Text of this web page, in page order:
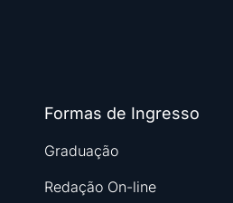
Formas de Ingresso
Graduação
Redação On-line